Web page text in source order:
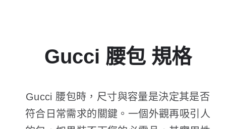
Gucci 腰包 規格
Gucci 腰包時，尺寸與容量是決定其是否
符合日常需求的關鍵。一個外觀再吸引人